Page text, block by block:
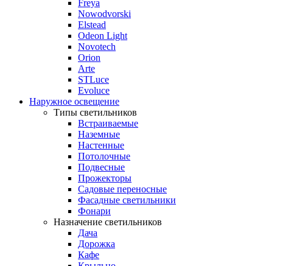
Freya
Nowodvorski
Elstead
Odeon Light
Novotech
Orion
Arte
STLuce
Evoluce
Наружное освещение
Типы светильников
Встраиваемые
Наземные
Настенные
Потолочные
Подвесные
Прожекторы
Садовые переносные
Фасадные светильники
Фонари
Назначение светильников
Дача
Дорожка
Кафе